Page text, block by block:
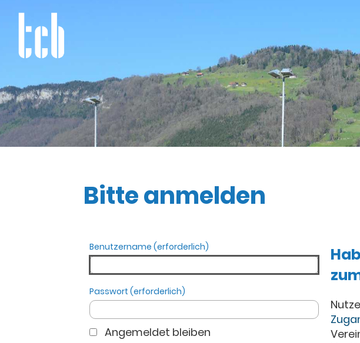
Bitte anmelden
Benutzername (erforderlich)
Passwort (erforderlich)
Angemeldet bleiben